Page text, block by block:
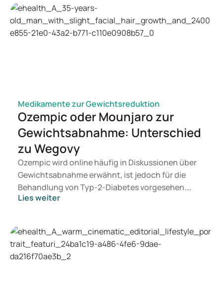
Medikamente zur Gewichtsreduktion
Ozempic oder Mounjaro zur
Gewichtsabnahme: Unterschied
zu Wegovy
Ozempic wird online häufig in Diskussionen über
Gewichtsabnahme erwähnt, ist jedoch für die
Behandlung von Typ-2-Diabetes vorgesehen.
Wenn Sie eine Therapie zur Gewichtskontrolle
Sie geeignet ist, entscheidet ein Arzt auf
Grundlage Ihrer Gesundheit, Ihres BMI und Ihres
Medikamentenkonsums.
Lies weiter